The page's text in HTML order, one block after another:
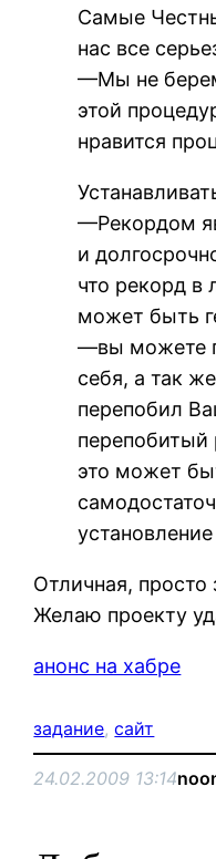
Самые
нас все
—Мы не
этой
нравится
—Рекордом
и
что рекорд
может быть
—вы можете
себя, а так
перепобил
это может
Отличная, просто
Желаю проекту
анонс на хабре
задание, сайт
24.02.2009 13:14